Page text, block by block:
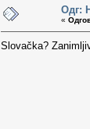
Одг:
«
Slovačka?